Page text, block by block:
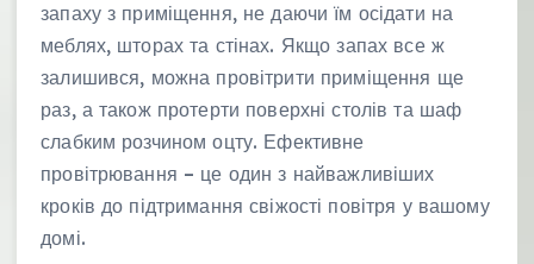
запаху з приміщення, не даючи їм осідати на
меблях, шторах та стінах. Якщо запах все ж
залишився, можна провітрити приміщення ще
раз, а також протерти поверхні столів та шаф
слабким розчином оцту. Ефективне
провітрювання – це один з найважливіших
кроків до підтримання свіжості повітря у вашому
домі.